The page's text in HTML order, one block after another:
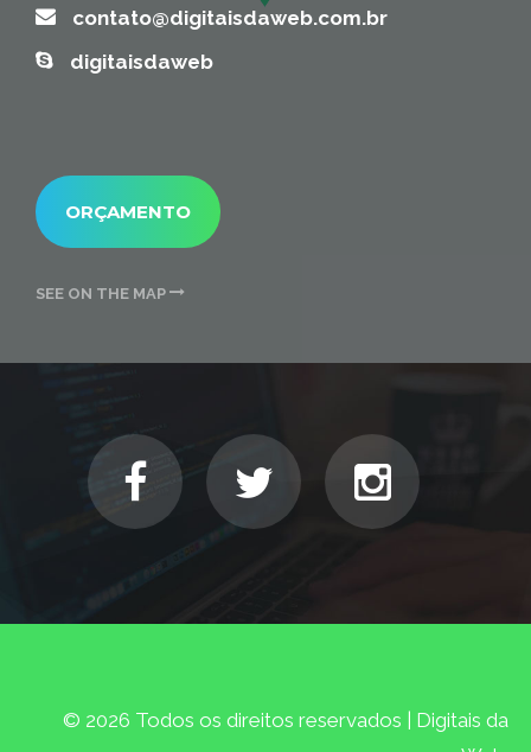
contato@digitaisdaweb.com.br
digitaisdaweb
ORÇAMENTO
SEE ON THE MAP
© 2026 Todos os direitos reservados | Digitais da